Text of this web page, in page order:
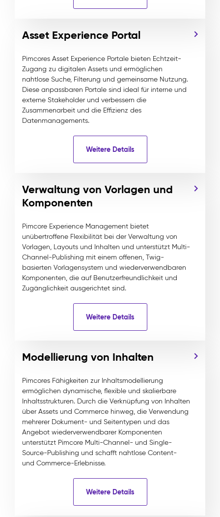
Asset Experience Portal
Pimcores Asset Experience Portale bieten Echtzeit-
Zugang zu digitalen Assets und ermöglichen
nahtlose Suche, Filterung und gemeinsame Nutzung.
Diese anpassbaren Portale sind ideal für interne und
externe Stakeholder und verbessern die
Zusammenarbeit und die Effizienz des
Datenmanagements.
Weitere Details
Verwaltung von Vorlagen und
Komponenten
Pimcore Experience Management bietet
unübertroffene Flexibilität bei der Verwaltung von
Vorlagen, Layouts und Inhalten und unterstützt Multi-
Channel-Publishing mit einem offenen, Twig-
basierten Vorlagensystem und wiederverwendbaren
Komponenten, die auf Benutzerfreundlichkeit und
Zugänglichkeit ausgerichtet sind.
Weitere Details
Modellierung von Inhalten
Pimcores Fähigkeiten zur Inhaltsmodellierung
ermöglichen dynamische, flexible und skalierbare
Inhaltsstrukturen. Durch die Verknüpfung von Inhalten
über Assets und Commerce hinweg, die Verwendung
mehrerer Dokument- und Seitentypen und das
Angebot wiederverwendbarer Komponenten
unterstützt Pimcore Multi-Channel- und Single-
Source-Publishing und schafft nahtlose Content-
und Commerce-Erlebnisse.
Weitere Details